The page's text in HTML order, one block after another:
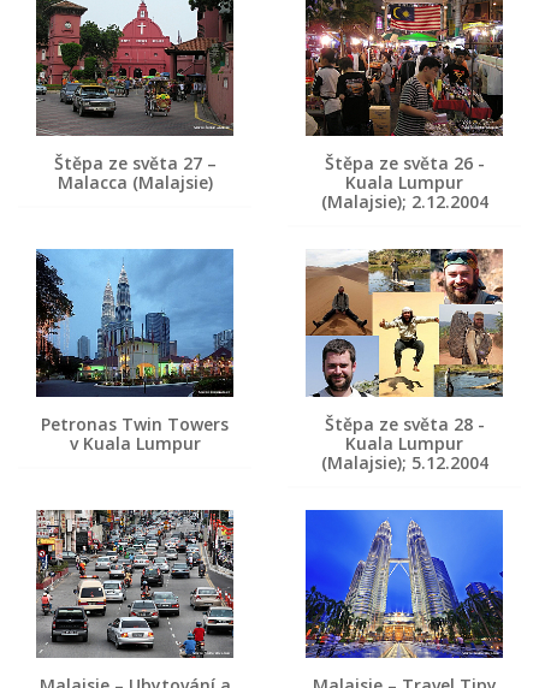
Štěpa ze světa 27 –
Malacca (Malajsie)
Štěpa ze světa 26 -
Kuala Lumpur
(Malajsie); 2.12.2004
Petronas Twin Towers
v Kuala Lumpur
Štěpa ze světa 28 -
Kuala Lumpur
(Malajsie); 5.12.2004